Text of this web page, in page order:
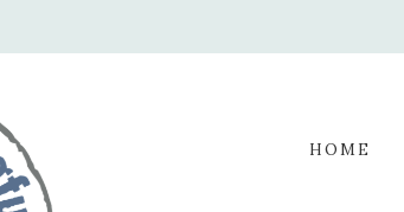
HOME